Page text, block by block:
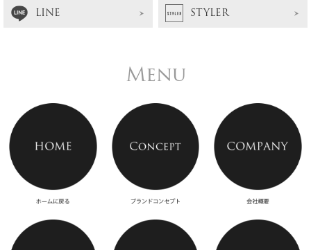
LINE
STYLER
Menu